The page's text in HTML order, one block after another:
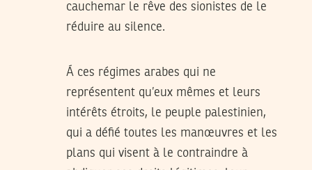
cauchemar le rêve des sionistes de le
réduire au silence.
Á ces régimes arabes qui ne
représentent qu’eux mêmes et leurs
intérêts étroits, le peuple palestinien,
qui a défié toutes les manœuvres et les
plans qui visent à le contraindre à